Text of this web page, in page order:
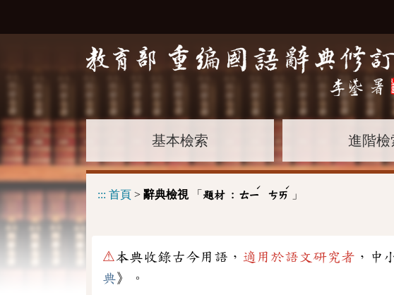
基本檢索 進階檢
::: 首頁 > 辭典檢視「 題材 : ㄊㄧ
ˊ
ㄘㄞ
ˊ
」
⚠本典收錄古今用語， 適用於語文研究者 ，中
典》。